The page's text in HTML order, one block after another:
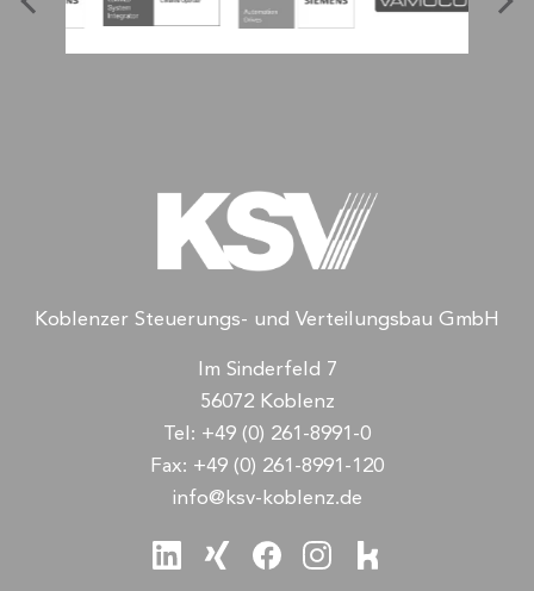
Koblenzer Steuerungs- und Verteilungsbau GmbH
Im Sinderfeld 7
56072 Koblenz
Tel: +49 (0) 261-8991-0
Fax: +49 (0) 261-8991-120
info@ksv-koblenz.de